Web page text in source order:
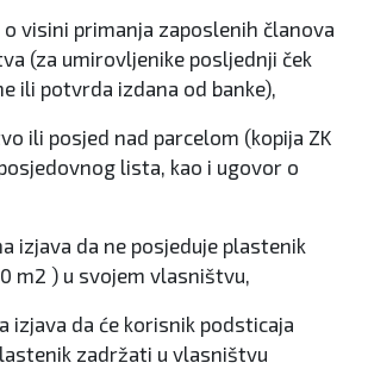
visini primanja zaposlenih članova
(za umirovljenike posljednji ček
ili potvrda izdana od banke),
ili posjed nad parcelom (kopija ZK
lista, kao i ugovor o
izjava da ne posjeduje plastenik
m2 ) u svojem vlasništvu,
izjava da će korisnik podsticaja
zadržati u vlasništvu